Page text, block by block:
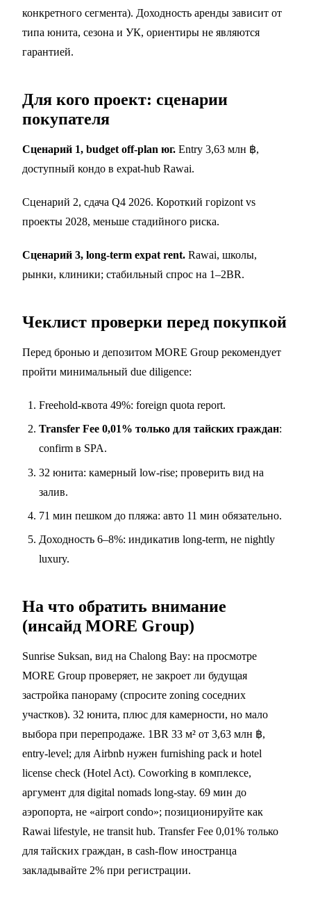
конкретного сегмента). Доходность аренды зависит от
типа юнита, сезона и УК, ориентиры не являются
гарантией.
Для кого проект: сценарии
покупателя
Сценарий 1, budget off-plan юг. Entry 3,63 млн ฿,
доступный кондо в expat-hub Rawai.
Сценарий 2, сдача Q4 2026. Короткий горizont vs
проекты 2028, меньше стадийного риска.
Сценарий 3, long-term expat rent. Rawai, школы,
рынки, клиники; стабильный спрос на 1–2BR.
Чеклист проверки перед покупкой
Перед бронью и депозитом MORE Group рекомендует
пройти минимальный due diligence:
Freehold-квота 49%: foreign quota report.
Transfer Fee 0,01% только для тайских граждан:
confirm в SPA.
32 юнита: камерный low-rise; проверить вид на
залив.
71 мин пешком до пляжа: авто 11 мин обязательно.
Доходность 6–8%: индикатив long-term, не nightly
luxury.
На что обратить внимание
(инсайд MORE Group)
Sunrise Suksan, вид на Chalong Bay: на просмотре
MORE Group проверяет, не закроет ли будущая
застройка панораму (спросите zoning соседних
участков). 32 юнита, плюс для камерности, но мало
выбора при перепродаже. 1BR 33 м² от 3,63 млн ฿,
entry-level; для Airbnb нужен furnishing pack и hotel
license check (Hotel Act). Coworking в комплексе,
аргумент для digital nomads long-stay. 69 мин до
аэропорта, не «airport condo»; позиционируйте как
Rawai lifestyle, не transit hub. Transfer Fee 0,01% только
для тайских граждан, в cash-flow иностранца
закладывайте 2% при регистрации.